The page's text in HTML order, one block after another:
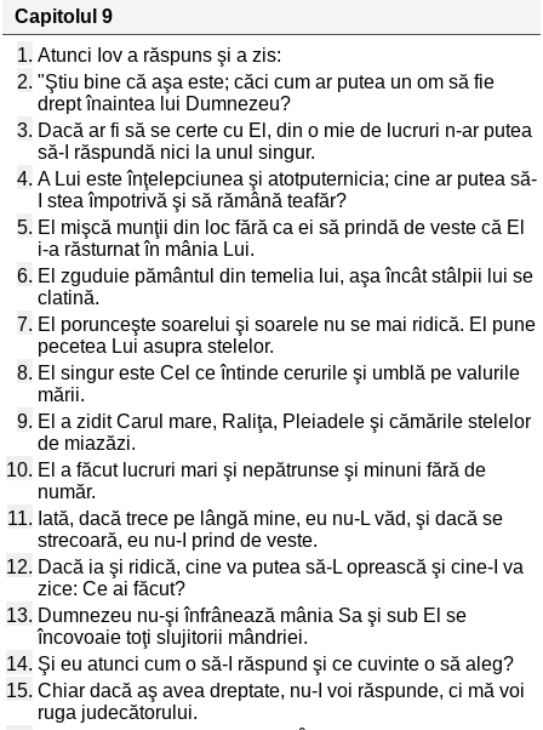
Capitolul 9
1. Atunci Iov a răspuns şi a zis:
2. "Ştiu bine că aşa este; căci cum ar putea un om să fie
drept înaintea lui Dumnezeu?
3. Dacă ar fi să se certe cu El, din o mie de lucruri n-ar putea
să-I răspundă nici la unul singur.
4. A Lui este înţelepciunea şi atotputernicia; cine ar putea să-
I stea împotrivă şi să rămână teafăr?
5. El mişcă munţii din loc fără ca ei să prindă de veste că El
i-a răsturnat în mânia Lui.
6. El zguduie pământul din temelia lui, aşa încât stâlpii lui se
clatină.
7. El porunceşte soarelui şi soarele nu se mai ridică. El pune
pecetea Lui asupra stelelor.
8. El singur este Cel ce întinde cerurile şi umblă pe valurile
mării.
9. El a zidit Carul mare, Raliţa, Pleiadele şi cămările stelelor
de miazăzi.
10. El a făcut lucruri mari şi nepătrunse şi minuni fără de
număr.
11. Iată, dacă trece pe lângă mine, eu nu-L văd, şi dacă se
strecoară, eu nu-I prind de veste.
12. Dacă ia şi ridică, cine va putea să-L oprească şi cine-I va
zice: Ce ai făcut?
13. Dumnezeu nu-şi înfrânează mânia Sa şi sub El se
încovoaie toţi slujitorii mândriei.
14. Şi eu atunci cum o să-I răspund şi ce cuvinte o să aleg?
15. Chiar dacă aş avea dreptate, nu-I voi răspunde, ci mă voi
ruga judecătorului.